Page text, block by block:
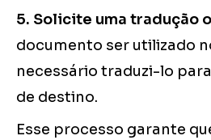
5. Solicite uma tradução
documento ser utilizado
necessário traduzi-lo
de destino.
Esse processo garante